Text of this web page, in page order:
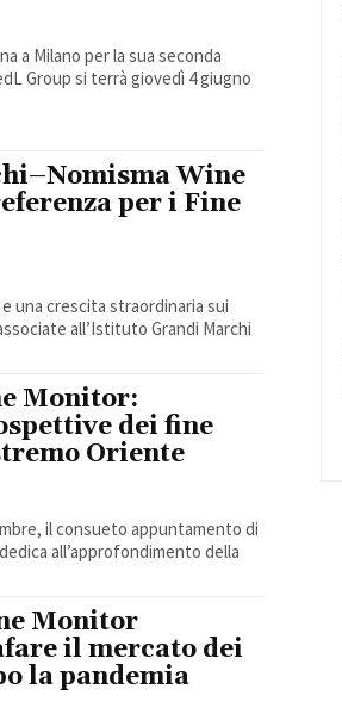
a Milano per la sua seconda
Group si terrà giovedì 4 giugno
Wine
per i Fine
una crescita straordinaria sui
all’Istituto Grandi Marchi
Monitor:
dei fine
Oriente
il consueto appuntamento di
all’approfondimento della
Monitor
il mercato dei
la pandemia